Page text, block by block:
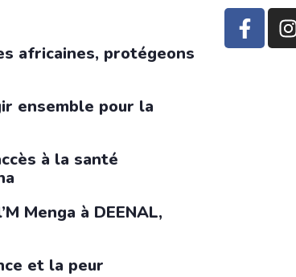
africaines, protégeons
ensemble pour la
à la santé
Menga à DEENAL,
et la peur